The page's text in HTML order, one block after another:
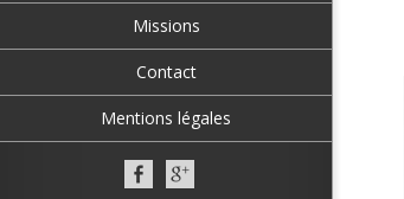
Missions
Contact
Mentions légales